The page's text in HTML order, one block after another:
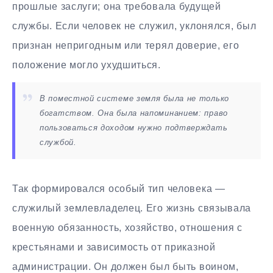
прошлые заслуги; она требовала будущей
службы. Если человек не служил, уклонялся, был
признан непригодным или терял доверие, его
положение могло ухудшиться.
В поместной системе земля была не только
богатством. Она была напоминанием: право
пользоваться доходом нужно подтверждать
службой.
Так формировался особый тип человека —
служилый землевладелец. Его жизнь связывала
военную обязанность, хозяйство, отношения с
крестьянами и зависимость от приказной
администрации. Он должен был быть воином,